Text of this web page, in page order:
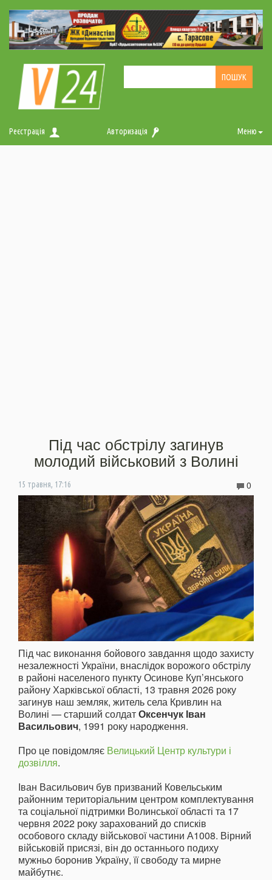
Реєстрація Авторизація Меню
Під час обстрілу загинув
молодий військовий з Волині
15 травня, 17:16 0
Під час виконання бойового завдання щодо захисту
незалежності України, внаслідок ворожого обстрілу
в районі населеного пункту Осинове Куп’янського
району Харківської області, 13 травня 2026 року
загинув наш земляк, житель села Кривлин на
Волині — старший солдатОксенчук Іван
Васильович, 1991 року народження.
Про це повідомляє Велицький Центр культури і
дозвілля.
Іван Васильович був призваний Ковельським
районним територіальним центром комплектування
та соціальної підтримки Волинської області та 17
червня 2022 року зарахований до списків
особового складу військової частини А1008. Вірний
військовій присязі, він до останнього подиху
мужньо боронив Україну, її свободу та мирне
майбутнє.